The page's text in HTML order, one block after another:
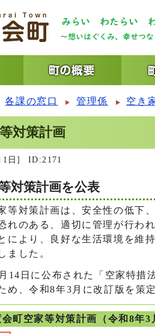
各課の窓口 管理係 空き
対策計画
1日] ID:2171
対策計画を公表
等対策計画は、安全性の低下
れのある、適切に管理が行わ
により、良好な生活環境を維
ました。
14日に公布された「空家特措
め、令和8年3月に改訂版を策
会町空家等対策計画（令和8年3